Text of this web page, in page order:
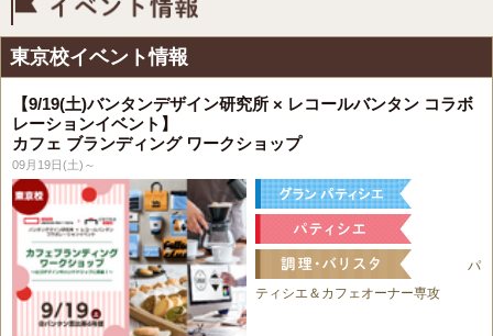
東京校イベント情報
【9/19(土)バンタンデザイン研究所 × レコールバンタン コラボ
レーションイベント】
カフェ ブランディング ワークショップ
09月19日(土)～
パ
ティシエ＆カフェオーナー専攻